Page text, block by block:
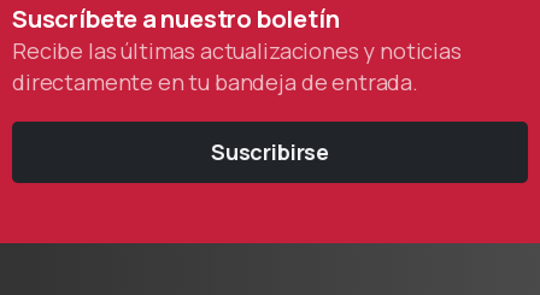
Suscríbeteanuestro boletín
Recibe las últimas actualizaciones y noticias
directamente en tu bandeja de entrada.
Suscribirse